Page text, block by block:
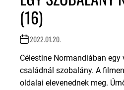
(16)
2022.01.20.
Célestine Normandiában egy
családnál szobalány. A
oldalai elevenednek meg.